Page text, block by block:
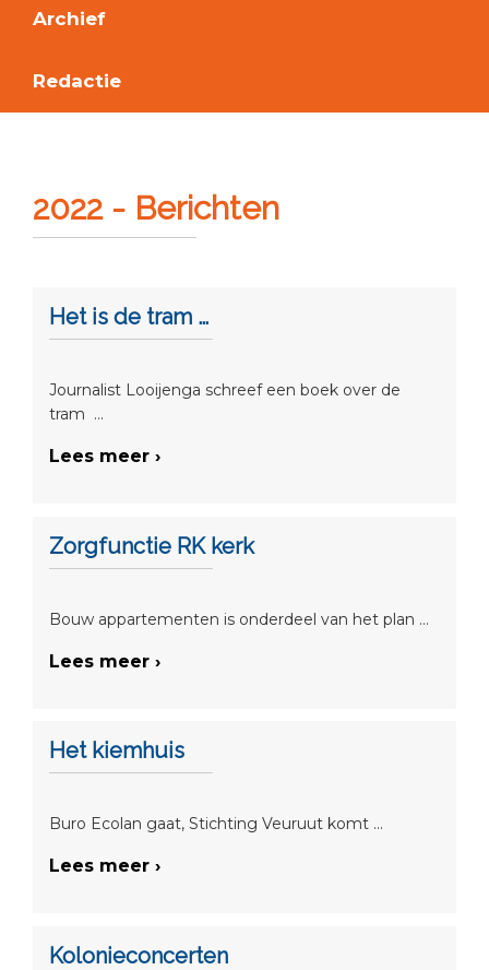
Archief
Redactie
2022 - Berichten
Het is de tram …
Journalist Looijenga schreef een boek over de
tram ...
Lees meer ›
Zorgfunctie RK kerk
Bouw appartementen is onderdeel van het plan ...
Lees meer ›
Het kiemhuis
Buro Ecolan gaat, Stichting Veuruut komt ...
Lees meer ›
Kolonieconcerten